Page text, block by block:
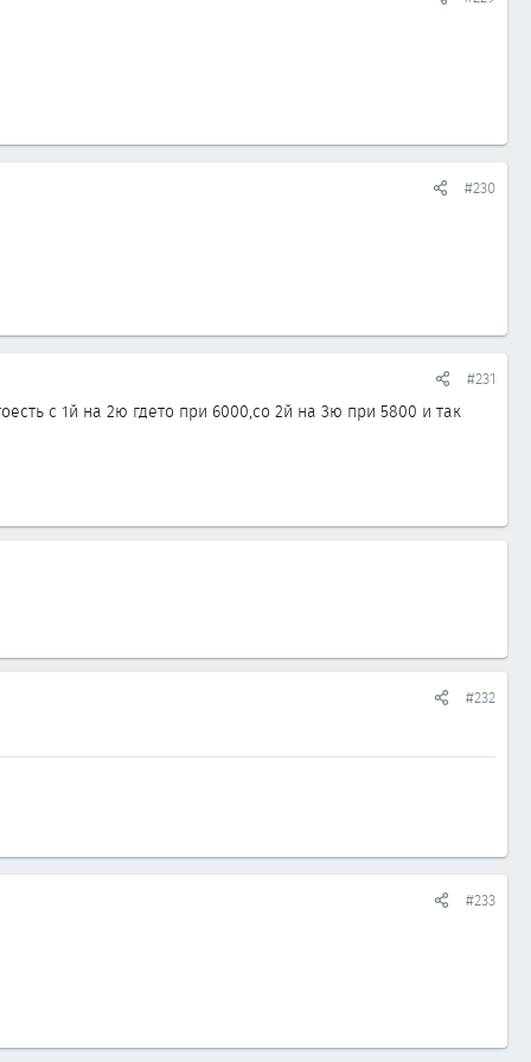
#230
#231
с 1й на 2ю гдето при 6000,со 2й на 3ю при 5800 и так
#232
#233